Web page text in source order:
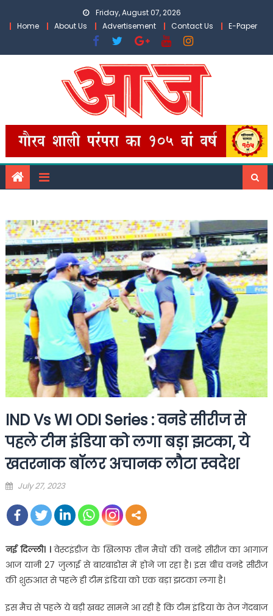
Friday, August 07, 2026
Home
About Us Advertisement Contact Us E-Paper
IND Vs WI ODI Series : वनडे सीरीज से
पहले टीम इंडिया को लगा बड़ा झटका, ये
खतरनाक बॉलर अचानक लौटा स्वदेश
Posted
July 27, 2023
नई दिल्ली। । वेस्टइंडीज के खिलाफ तीन मैचों की वनडे सीरीज का आगाज
आज यानी 27 जुलाई से बारबाडोस में होने जा रहा है। इस बीच वनडे सीरीज
की शुरुआत से पहले ही टीम इंडिया को एक बड़ा झटका लगा है।
इस मैच से पहले ये बड़ी खबर सामने आ रही है कि टीम इंडिया के तेज गेंदबाज